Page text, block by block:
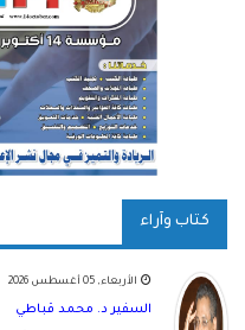
كتاب وآراء
الأربعاء, 05 أغسطس 2026
السفير د. محمد قباطي